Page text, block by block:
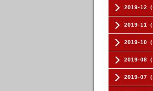
2019-12（
2019-11（
2019-10（
2019-08（
2019-07（